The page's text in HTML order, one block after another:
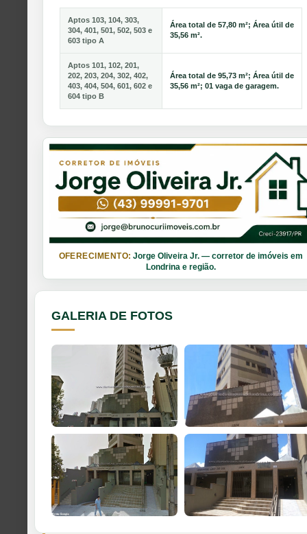
Aptos 103, 104, 303,
304, 401, 501, 502, 503 e
603 tipo A
Área total de 57,80 m²; Área útil de
35,56 m².
Aptos 101, 102, 201,
202, 203, 204, 302, 402,
403, 404, 504, 601, 602 e
604 tipo B
Área total de 95,73 m²; Área útil de
35,56 m²; 01 vaga de garagem.
OFERECIMENTO: Jorge Oliveira Jr. — corretor de imóveis em
Londrina e região.
GALERIA DE FOTOS